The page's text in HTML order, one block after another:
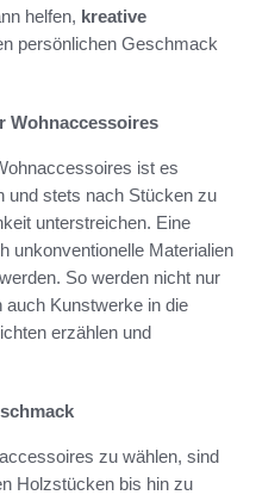
helfen, kreative
persönlichen Geschmack
Wohnaccessoires
ist es
und stets nach Stücken zu
unterstreichen. Eine
unkonventionelle Materialien
So werden nicht nur
auch Kunstwerke in die
erzählen und
zu wählen, sind
Holzstücken bis hin zu